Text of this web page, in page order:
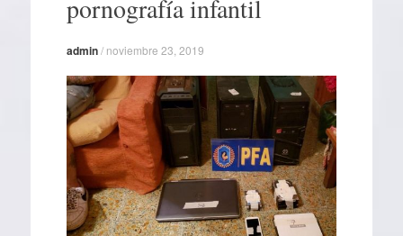
pornografía infantil
admin/ noviembre 23, 2019